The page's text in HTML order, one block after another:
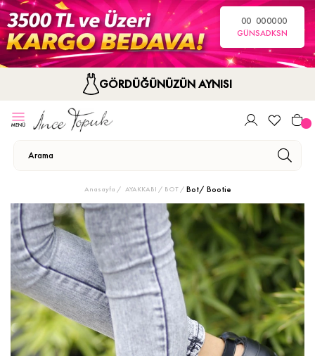
00
GÜN
00
SA
00
DK
00
SN
GÖRDÜĞÜNÜZÜN AYNISI
Anasayfa AYAKKABI BOT Bot/ Bootie